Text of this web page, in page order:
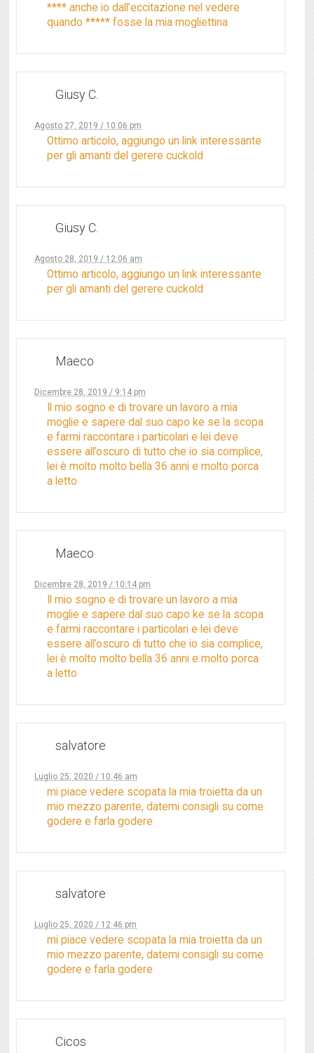
**** anche io dall’eccitazione nel vedere
quando ***** fosse la mia mogliettina
Giusy C.
Agosto 27, 2019 / 10:06 pm
Ottimo articolo, aggiungo un link interessante
per gli amanti del gerere cuckold
Giusy C.
Agosto 28, 2019 / 12:06 am
Ottimo articolo, aggiungo un link interessante
per gli amanti del gerere cuckold
Maeco
Dicembre 28, 2019 / 9:14 pm
Il mio sogno e di trovare un lavoro a mia
moglie e sapere dal suo capo ke se la scopa
e farmi raccontare i particolari e lei deve
essere all’oscuro di tutto che io sia complice,
lei è molto molto bella 36 anni e molto porca
a letto
Maeco
Dicembre 28, 2019 / 10:14 pm
Il mio sogno e di trovare un lavoro a mia
moglie e sapere dal suo capo ke se la scopa
e farmi raccontare i particolari e lei deve
essere all’oscuro di tutto che io sia complice,
lei è molto molto bella 36 anni e molto porca
a letto
salvatore
Luglio 25, 2020 / 10:46 am
mi piace vedere scopata la mia troietta da un
mio mezzo parente, datemi consigli su come
godere e farla godere
salvatore
Luglio 25, 2020 / 12:46 pm
mi piace vedere scopata la mia troietta da un
mio mezzo parente, datemi consigli su come
godere e farla godere
Cicos